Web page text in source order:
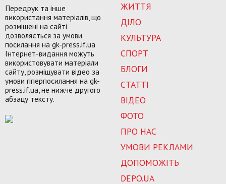
ЖИТТЯ
ДІЛО
КУЛЬТУРА
СПОРТ
БЛОГИ
СТАТТІ
ВІДЕО
ФОТО
ПРО НАС
УМОВИ РЕКЛАМИ
ДОПОМОЖІТЬ
DEPO.UA
Передрук та інше
використання матеріалів, що
розміщені на сайті
дозволяється за умови
посилання на gk-press.if.ua
Інтернет-видання можуть
використовувати матеріали
сайту, розміщувати відео за
умови гіперпосилання на gk-
press.if.ua, не нижче другого
абзацу тексту.